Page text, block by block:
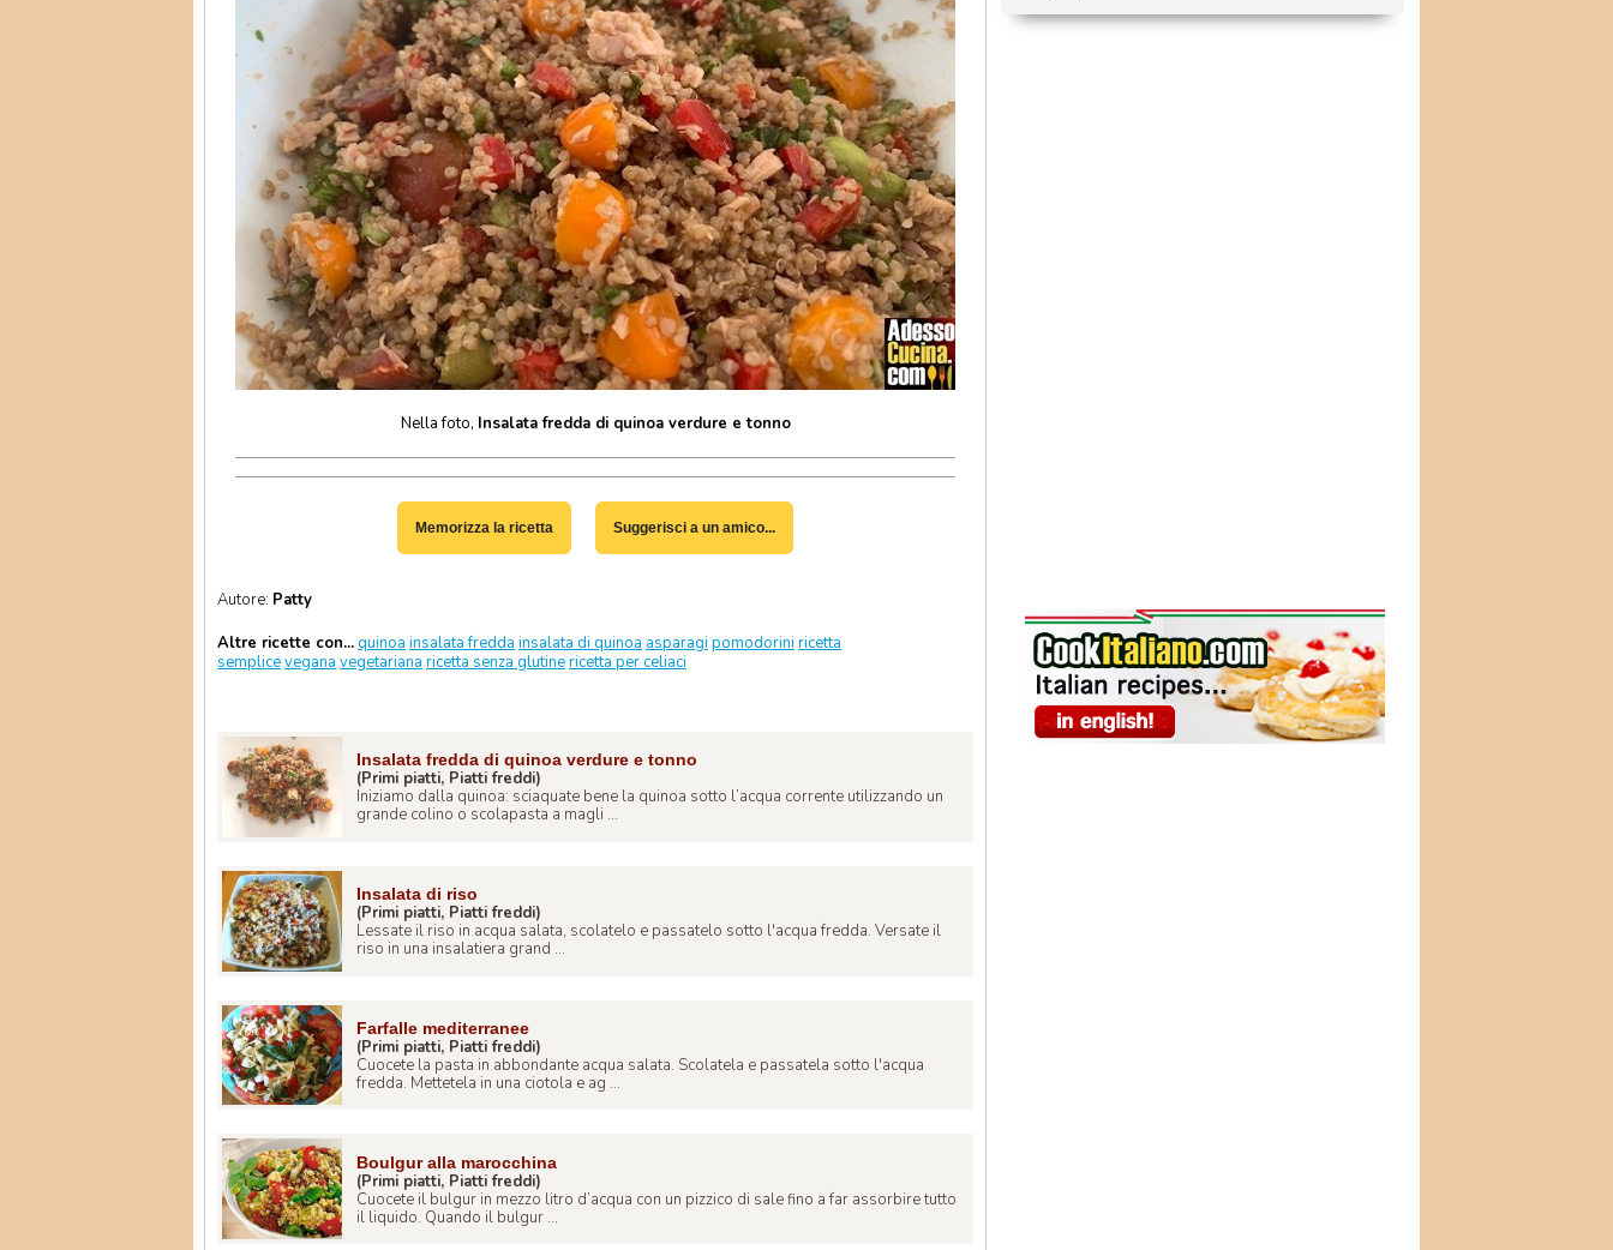
Nella foto, Insalata fredda di quinoa verdure e tonno
Memorizza la ricetta Suggerisci a un amico...
Autore: Patty
Altre ricette con...quinoa insalata fredda insalata di quinoa asparagi pomodorini ricetta
semplicevegana vegetariana ricetta senza glutinericetta per celiaci
Insalata fredda di quinoa verdure e tonno
(Primi piatti, Piatti freddi)
Iniziamo dalla quinoa: sciaquate bene la quinoa sotto l’acqua corrente utilizzando un
grande colino o scolapasta a magli ...
Insalata di riso
(Primi piatti, Piatti freddi)
Lessate il riso in acqua salata, scolatelo e passatelo sotto l'acqua fredda. Versate il
riso in una insalatiera grand ...
Farfalle mediterranee
(Primi piatti, Piatti freddi)
Cuocete la pasta in abbondante acqua salata. Scolatela e passatela sotto l'acqua
fredda. Mettetela in una ciotola e ag ...
Boulgur alla marocchina
(Primi piatti, Piatti freddi)
Cuocete il bulgur in mezzo litro d’acqua con un pizzico di sale fino a far assorbire tutto
il liquido. Quando il bulgur ...